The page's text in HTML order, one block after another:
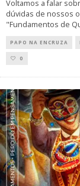
Voltamos a falar
dúvidas de nossos
"Fundamentos de
PAPO NA ENCRUZA
0